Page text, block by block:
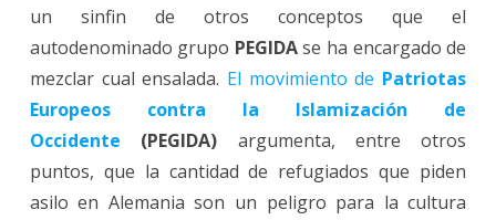
un sinfin de otros conceptos que el
autodenominado grupo PEGIDAse ha encargado de
mezclar cual ensalada. El movimiento de Patriotas
Europeos contra la Islamización de
Occidente (PEGIDA) argumenta, entre otros
puntos, que la cantidad de refugiados que piden
asilo en Alemania son un peligro para la cultura